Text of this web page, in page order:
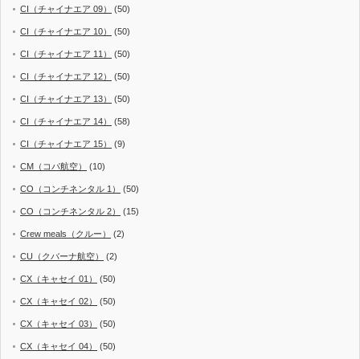
CI（チャイナエア 09） (50)
CI（チャイナエア 10） (50)
CI（チャイナエア 11） (50)
CI（チャイナエア 12） (50)
CI（チャイナエア 13） (50)
CI（チャイナエア 14） (58)
CI（チャイナエア 15） (9)
CM（コパ航空） (10)
CO（コンチネンタル 1） (50)
CO（コンチネンタル 2） (15)
Crew meals（クルー） (2)
CU（クバーナ航空） (2)
CX（キャセイ 01） (50)
CX（キャセイ 02） (50)
CX（キャセイ 03） (50)
CX（キャセイ 04） (50)